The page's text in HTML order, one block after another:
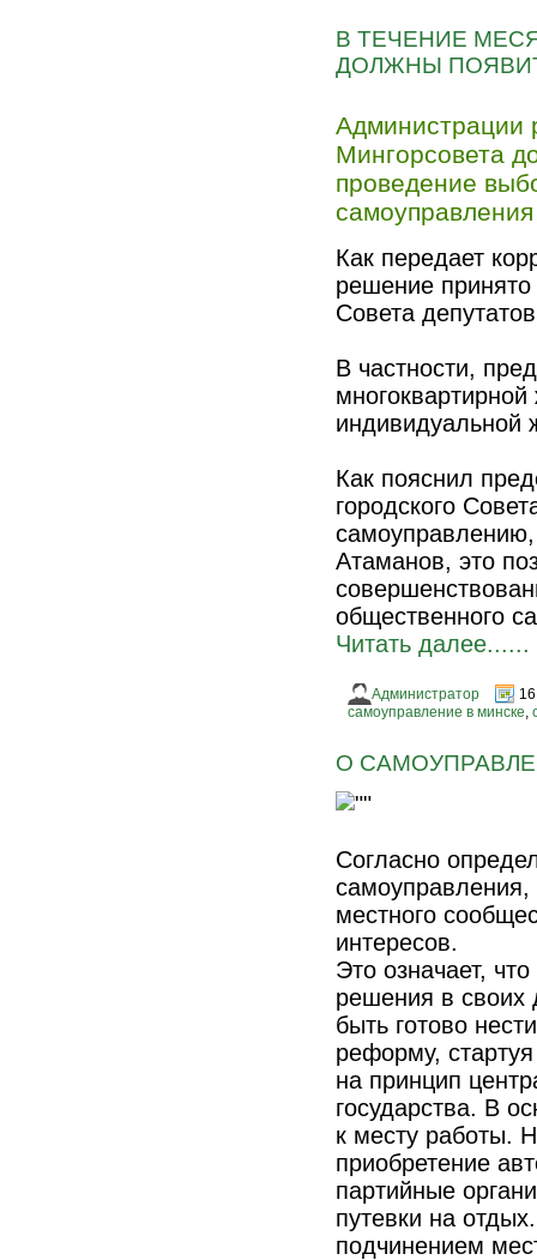
В ТЕЧЕНИЕ
ДОЛЖНЫ
Администрации
Мингорсовета
проведение
Как передает
решение принято
Совета
В частности,
индивидуальной
Как пояснил
городского
Атаманов, это
общественного
Читать далее......
Администратор
самоуправление в минске,
О
Согласно
самоуправления,
местного
интересов.
Это означает,
решения в своих
быть готово
реформу,
на принцип
государства. В
к месту работы.
приобретение
партийные
путевки на
подчинением